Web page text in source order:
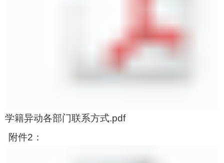
学籍异动各部门联系方式.pdf
附件2 ：